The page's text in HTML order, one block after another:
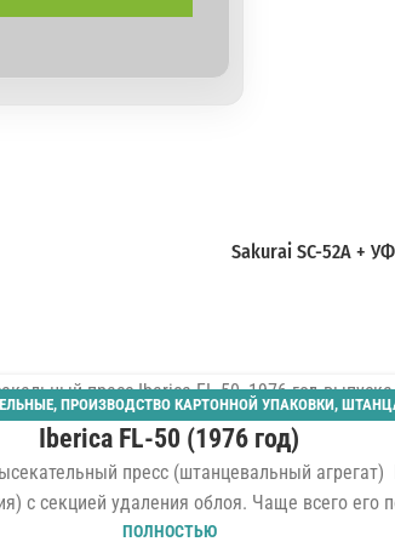
Sakurai SС-52A +
, ПРОИЗВОДСТВО КАРТОННОЙ УПАКОВКИ,
Iberica FL-50 (1976 год)
пресс (штанцевальный агрегат)
с секцией удаления облоя. Чаще всего его
ПОЛНОСТЬЮ